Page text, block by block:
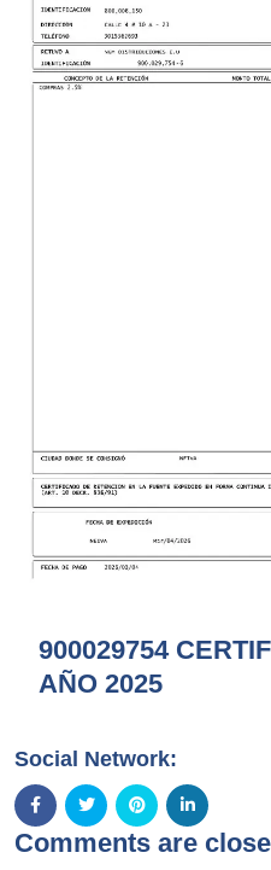
900029754
AÑO 2025
Social Network:
Comments are